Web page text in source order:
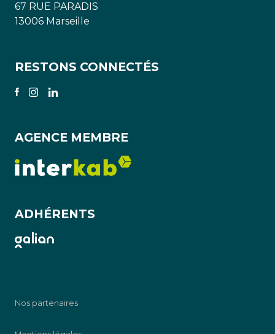
67 RUE PARADIS
13006 Marseille
RESTONS CONNECTÉS
AGENCE MEMBRE
ADHÉRENTS
Nos partenaires